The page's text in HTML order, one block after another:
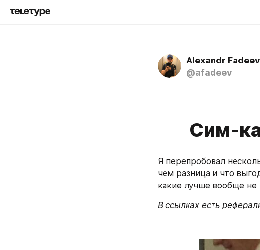
Alexandr Fadeev
@afadeev
Сим-
Я перепробовал
чем разница и что
какие лучше вообще не
В ссылках есть